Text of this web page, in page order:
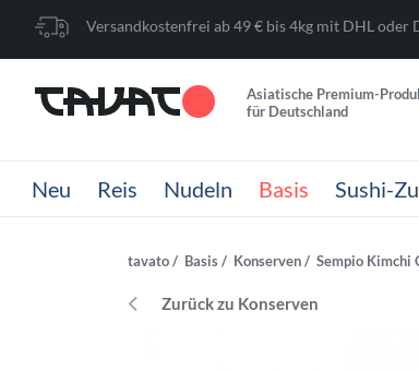
Versandkostenfrei ab 49 € bis 4kg mit DHL oder
Asiatische Premium-
für Deutschland
Neu Reis Nudeln Basis Sushi-
tavato Basis Konserven Sempio Kimchi
Zurück zu Konserven